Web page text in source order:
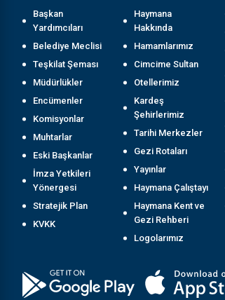
Başkan
Yardımcıları
Belediye Meclisi
Teşkilat Şeması
Müdürlükler
Encümenler
Komisyonlar
Muhtarlar
Eski Başkanlar
İmza Yetkileri
Yönergesi
Stratejik Plan
KVKK
Haymana
Hakkında
Hamamlarımız
Cimcime Sultan
Otellerimiz
Kardeş
Şehirlerimiz
Tarihi Merkezler
Gezi Rotaları
Yayınlar
Haymana Çalıştayı
Haymana Kent ve
Gezi Rehberi
Logolarımız